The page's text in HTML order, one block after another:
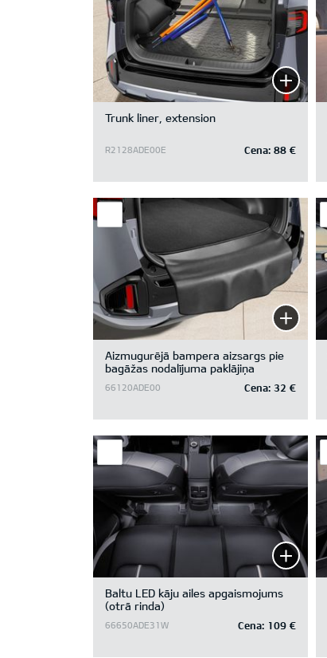
Trunk liner, extension
R2128ADE00E Cena: 88 €
Aizmugurējā bampera aizsargs pie
bagāžas nodalījuma paklājiņa
66120ADE00 Cena: 32 €
Baltu LED kāju ailes apgaismojums
(otrā rinda)
66650ADE31W Cena: 109 €